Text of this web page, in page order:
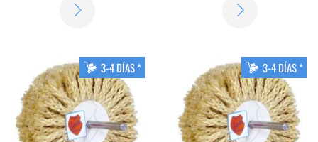
3-4 DÍAS * 3-4 DÍAS *